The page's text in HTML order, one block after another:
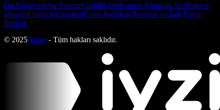
Ön Bilgilendirme Formu Gizlilik Sözleşmesi Abonelik Sözleşmesi
Mesafeli Satış SözleşmesiÇerez PolitikasıTeslimat ve İadeYayın
İlkeleri
© 2025 bmag - Tüm hakları saklıdır.